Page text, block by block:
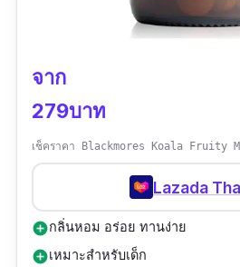
จาก
279บาท
เช็คราคา Blackmores Koala Fruity
Lazada
add_circleกลิ่นหอม อร่อย ทานง่าย
add_circleเหมาะสำหรับเด็ก